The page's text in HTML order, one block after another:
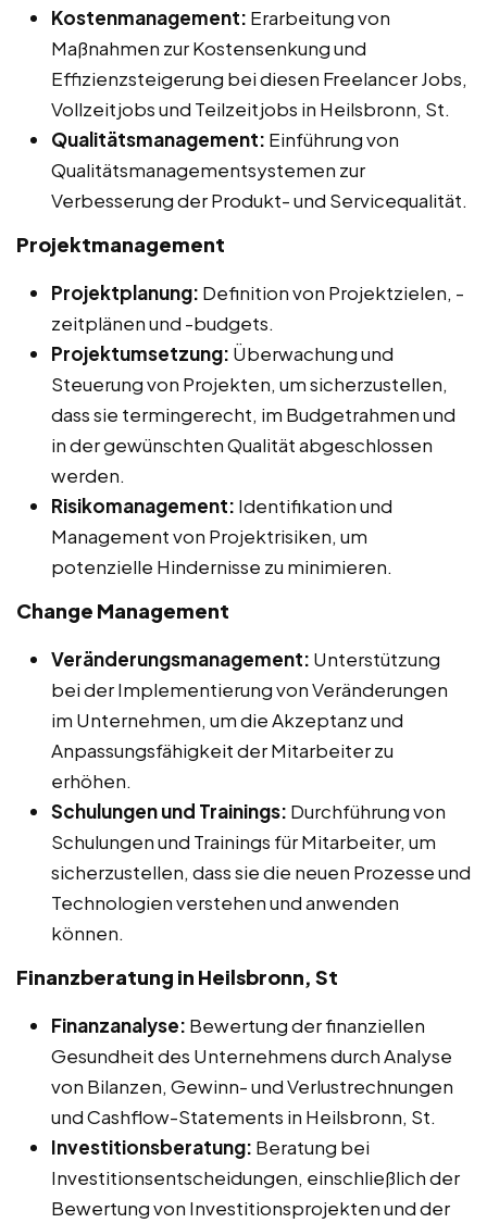
Kostenmanagement: Erarbeitung von
Maßnahmen zur Kostensenkung und
Effizienzsteigerung bei diesen Freelancer Jobs,
Vollzeitjobs und Teilzeitjobs in Heilsbronn, St.
Qualitätsmanagement: Einführung von
Qualitätsmanagementsystemen zur
Verbesserung der Produkt- und Servicequalität.
Projektmanagement
Projektplanung: Definition von Projektzielen, -
zeitplänen und -budgets.
Projektumsetzung: Überwachung und
Steuerung von Projekten, um sicherzustellen,
dass sie termingerecht, im Budgetrahmen und
in der gewünschten Qualität abgeschlossen
werden.
Risikomanagement: Identifikation und
Management von Projektrisiken, um
potenzielle Hindernisse zu minimieren.
Change Management
Veränderungsmanagement: Unterstützung
bei der Implementierung von Veränderungen
im Unternehmen, um die Akzeptanz und
Anpassungsfähigkeit der Mitarbeiter zu
erhöhen.
Schulungen und Trainings: Durchführung von
Schulungen und Trainings für Mitarbeiter, um
sicherzustellen, dass sie die neuen Prozesse und
Technologien verstehen und anwenden
können.
Finanzberatung in Heilsbronn, St
Finanzanalyse: Bewertung der finanziellen
Gesundheit des Unternehmens durch Analyse
von Bilanzen, Gewinn- und Verlustrechnungen
und Cashflow-Statements in Heilsbronn, St.
Investitionsberatung: Beratung bei
Investitionsentscheidungen, einschließlich der
Bewertung von Investitionsprojekten und der